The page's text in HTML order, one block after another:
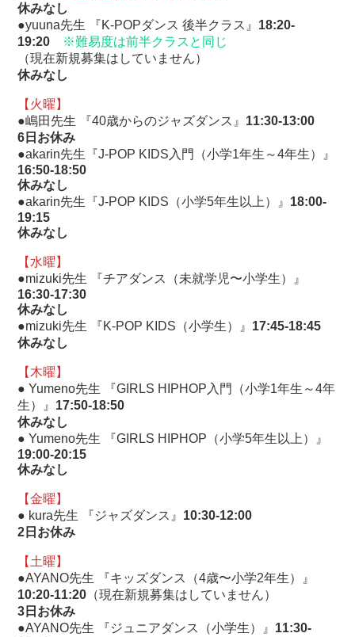
休みなし
●yuuna先生 『K-POPダンス 後半クラス』 18:20-
19:20 ※難易度は前半クラスと同じ
（現在新規募集はしていません）
休みなし
【火曜】
●嶋田先生 『40歳からのジャズダンス』 11:30-13:00
6 日お休み
●akarin先生『J-POP KIDS入門（小学1年生～4年生）』
16:50-18:50
休みなし
●akarin先生『J-POP KIDS（小学5年生以上）』 18:00-
19:15
休みなし
【水曜】
●mizuki先生 『チアダンス（未就学児〜小学生）』
16:30-17:30
休みなし
●mizuki先生 『K-POP KIDS（小学生）』 17:45-18:45
休みなし
【木曜】
● Yumeno先生 『GIRLS HIPHOP入門（小学1年生～4年
生）』 17:50-18:50
休みなし
● Yumeno先生 『GIRLS HIPHOP（小学5年生以上）』
19:00-20:15
休みなし
【金曜】
● kura先生 『ジャズダンス』 10:30-12:00
2日お休み
【土曜】
●AYANO先生 『キッズダンス（4歳〜小学2年生）』
10:20-11:20 （現在新規募集はしていません）
3日お休み
●AYANO先生 『ジュニアダンス（小学生）』 11:30-